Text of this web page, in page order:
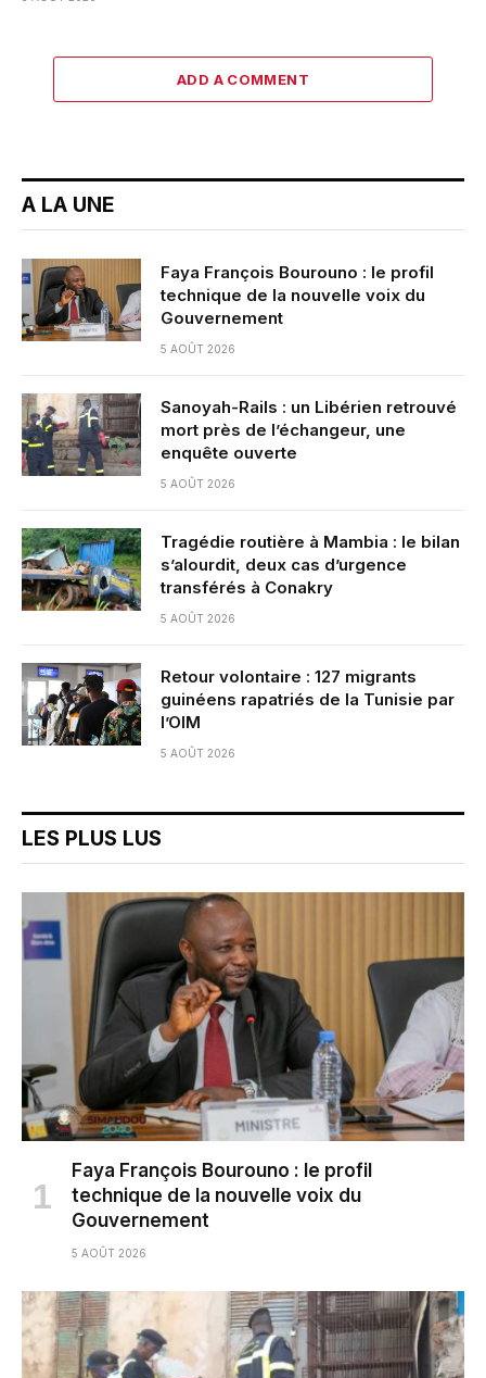
ADD A COMMENT
A LA UNE
Faya François Bourouno : le profil
technique de la nouvelle voix du
Gouvernement
5 AOÛT 2026
Sanoyah-Rails : un Libérien retrouvé
mort près de l’échangeur, une
enquête ouverte
5 AOÛT 2026
Tragédie routière à Mambia : le bilan
s’alourdit, deux cas d’urgence
transférés à Conakry
5 AOÛT 2026
Retour volontaire : 127 migrants
guinéens rapatriés de la Tunisie par
l’OIM
5 AOÛT 2026
LES PLUS LUS
Faya François Bourouno : le profil
technique de la nouvelle voix du
Gouvernement
5 AOÛT 2026